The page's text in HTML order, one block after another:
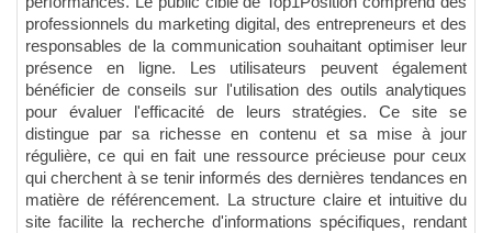
professionnels du marketing digital, des entrepreneurs et des
responsables de la communication souhaitant optimiser leur
présence en ligne. Les utilisateurs peuvent également
bénéficier de conseils sur l'utilisation des outils analytiques
pour évaluer l'efficacité de leurs stratégies. Ce site se
distingue par sa richesse en contenu et sa mise à jour
régulière, ce qui en fait une ressource précieuse pour ceux
qui cherchent à se tenir informés des dernières tendances en
matière de référencement. La structure claire et intuitive du
site facilite la recherche d'informations spécifiques, rendant